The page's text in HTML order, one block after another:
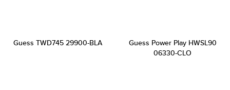
Guess TWD745 29900-BLA
Guess Power Play HWSL90
06330-CLO